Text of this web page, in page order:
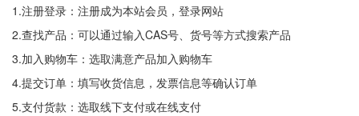
1.注册登录：注册成为本站会员，登录网站
2.查找产品：可以通过输入CAS号、货号等方式搜索产品
3.加入购物车：选取满意产品加入购物车
4.提交订单：填写收货信息，发票信息等确认订单
5.支付货款：选取线下支付或在线支付